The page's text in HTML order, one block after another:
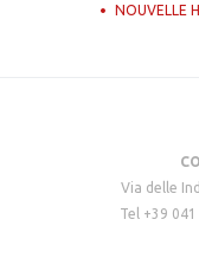
NOUVELLE
Via delle
Tel +39